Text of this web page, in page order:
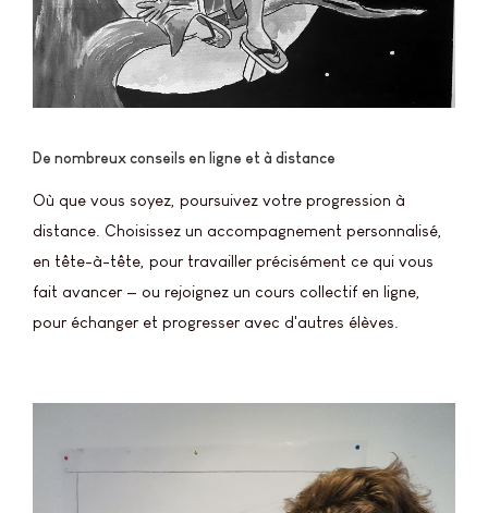
De nombreux conseils en ligne et à distance
Où que vous soyez, poursuivez votre progression à
distance. Choisissez un accompagnement personnalisé,
en tête-à-tête, pour travailler précisément ce qui vous
fait avancer — ou rejoignez un cours collectif en ligne,
pour échanger et progresser avec d'autres élèves.